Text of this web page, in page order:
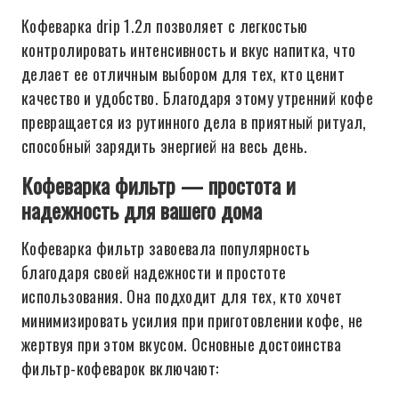
Кофеварка drip 1.2л позволяет с легкостью
контролировать интенсивность и вкус напитка, что
делает ее отличным выбором для тех, кто ценит
качество и удобство. Благодаря этому утренний кофе
превращается из рутинного дела в приятный ритуал,
способный зарядить энергией на весь день.
Кофеварка фильтр — простота и
надежность для вашего дома
Кофеварка фильтр завоевала популярность
благодаря своей надежности и простоте
использования. Она подходит для тех, кто хочет
минимизировать усилия при приготовлении кофе, не
жертвуя при этом вкусом. Основные достоинства
фильтр-кофеварок включают: